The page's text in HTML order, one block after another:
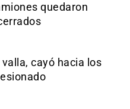
quedaron
cayó hacia los